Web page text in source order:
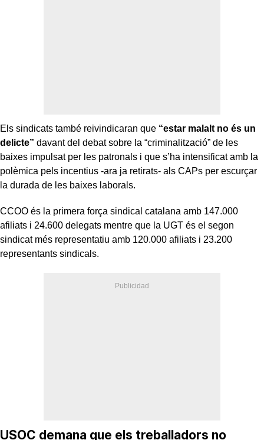
Els sindicats també reivindicaran que “estar malalt no és un
delicte” davant del debat sobre la “criminalització” de les
baixes impulsat per les patronals i que s’ha intensificat amb la
polèmica pels incentius -ara ja retirats- als CAPs per escurçar
la durada de les baixes laborals.
CCOO és la primera força sindical catalana amb 147.000
afiliats i 24.600 delegats mentre que la UGT és el segon
sindicat més representatiu amb 120.000 afiliats i 23.200
representants sindicals.
USOC demana que els treballadors no